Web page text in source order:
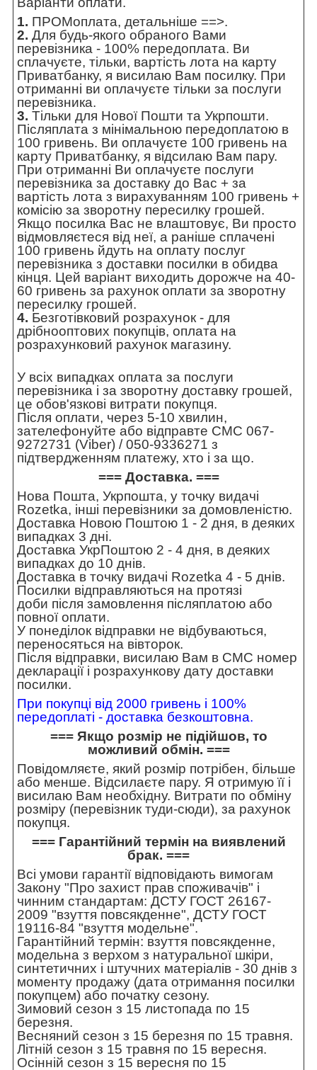
1. ПРОМоплата, детальніше ==>.
2. Для будь-якого обраного Вами
перевізника - 100% передоплата. Ви
сплачуєте, тільки, вартість лота на карту
Приватбанку, я висилаю Вам посилку. При
отриманні ви оплачуєте тільки за послуги
перевізника.
3. Тільки для Нової Пошти та Укрпошти.
Післяплата з мінімальною передоплатою в
100 гривень. Ви оплачуєте 100 гривень на
карту Приватбанку, я відсилаю Вам пару.
При отриманні Ви оплачуєте послуги
перевізника за доставку до Вас + за
вартість лота з вирахуванням 100 гривень +
комісію за зворотну пересилку грошей.
Якщо посилка Вас не влаштовує, Ви просто
відмовляєтеся від неї, а раніше сплачені
100 гривень йдуть на оплату послуг
перевізника з доставки посилки в обидва
кінця. Цей варіант виходить дорожче на 40-
60 гривень за рахунок оплати за зворотну
пересилку грошей.
4. Безготівковий розрахунок - для
дрібнооптових покупців, оплата на
розрахунковий рахунок магазину.
У всіх випадках оплата за послуги
перевізника і за зворотну доставку грошей,
це обов'язкові витрати покупця.
Після оплати, через 5-10 хвилин,
зателефонуйте або відправте СМС 067-
9272731 (Viber) / 050-9336271 з
підтвердженням платежу, хто і за що.
=== Доставка. ===
Нова Пошта, Укрпошта, у точку видачі
Rozetka, інші перевізники за домовленістю.
Доставка Новою Поштою 1 - 2 дня, в деяких
випадках 3 дні.
Доставка УкрПоштою 2 - 4 дня, в деяких
випадках до 10 днів.
Доставка в точку видачі Rozetka 4 - 5 днів.
Посилки відправляються на протязі
доби після замовлення післяплатою або
повної оплати.
У понеділок відправки не відбуваються,
переносяться на вівторок.
Після відправки, висилаю Вам в СМС номер
декларації і розрахункову дату доставки
посилки.
При покупці від 2000 гривень і 100%
передоплаті - доставка безкоштовна.
=== Якщо розмір не підійшов, то
можливий обмін. ===
Повідомляєте, який розмір потрібен, більше
або менше. Відсилаєте пару. Я отримую її і
висилаю Вам необхідну. Витрати по обміну
розміру (перевізник туди-сюди), за рахунок
покупця.
=== Гарантійний термін на виявлений
брак. ===
Всі умови гарантії відповідають вимогам
Закону "Про захист прав споживачів" і
чинним стандартам: ДСТУ ГОСТ 26167-
2009 "взуття повсякденне", ДСТУ ГОСТ
19116-84 "взуття модельне".
Гарантійний термін: взуття повсякденне,
модельна з верхом з натуральної шкіри,
синтетичних і штучних матеріалів - 30 днів з
моменту продажу (дата отримання посилки
покупцем) або початку сезону.
Зимовий сезон з 15 листопада по 15
березня.
Весняний сезон з 15 березня по 15 травня.
Літній сезон з 15 травня по 15 вересня.
Осінній сезон з 15 вересня по 15